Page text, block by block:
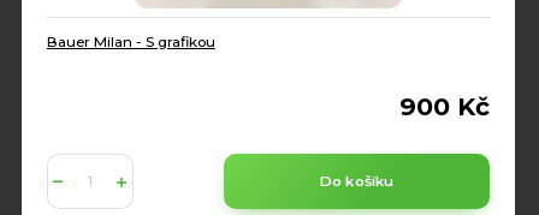
Bauer Milan - S grafikou
900 Kč
Do košíku